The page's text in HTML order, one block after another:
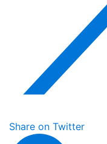
Share on Twitter